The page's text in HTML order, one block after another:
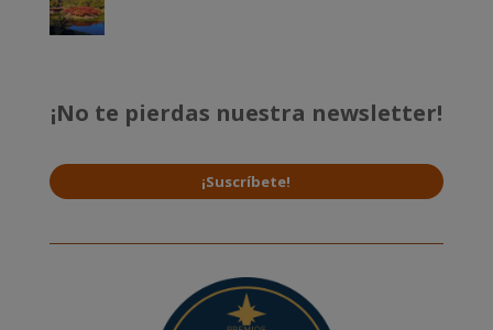
¡No te pierdas nuestra newsletter!
¡Suscríbete!